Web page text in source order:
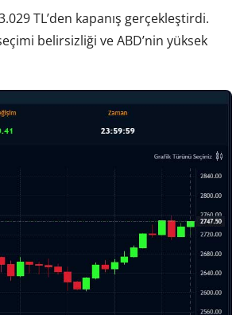
TL’den kapanış gerçekleştirdi.
belirsizliği ve ABD’nin yüksek